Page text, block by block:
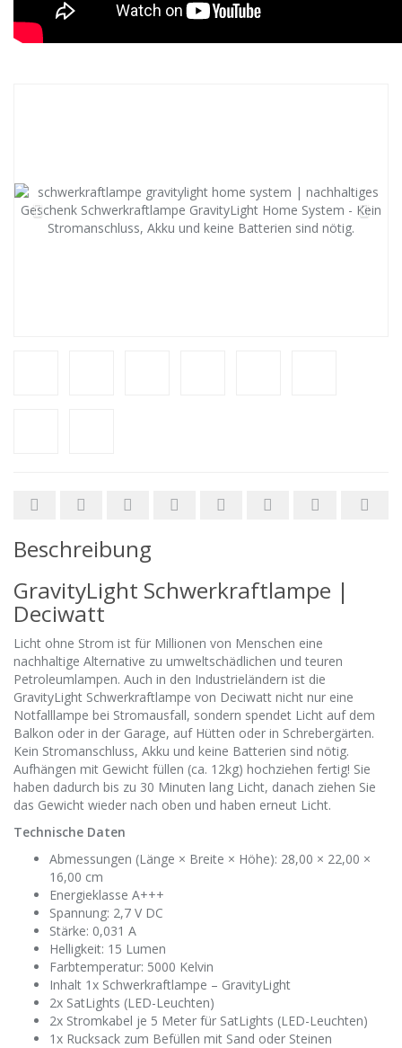
Beschreibung
GravityLight Schwerkraftlampe |
Deciwatt
Licht ohne Strom ist für Millionen von Menschen eine
nachhaltige Alternative zu umweltschädlichen und teuren
Petroleumlampen. Auch in den Industrieländern ist die
GravityLight Schwerkraftlampe von Deciwatt nicht nur eine
Notfalllampe bei Stromausfall, sondern spendet Licht auf dem
Balkon oder in der Garage, auf Hütten oder in Schrebergärten.
Kein Stromanschluss, Akku und keine Batterien sind nötig.
Aufhängen mit Gewicht füllen (ca. 12kg) hochziehen fertig! Sie
haben dadurch bis zu 30 Minuten lang Licht, danach ziehen Sie
das Gewicht wieder nach oben und haben erneut Licht.
Technische Daten
Abmessungen (Länge × Breite × Höhe): 28,00 × 22,00 ×
16,00 cm
Energieklasse A+++
Spannung: 2,7 V DC
Stärke: 0,031 A
Helligkeit: 15 Lumen
Farbtemperatur: 5000 Kelvin
Inhalt 1x Schwerkraftlampe – GravityLight
2x SatLights (LED-Leuchten)
2x Stromkabel je 5 Meter für SatLights (LED-Leuchten)
1x Rucksack zum Befüllen mit Sand oder Steinen